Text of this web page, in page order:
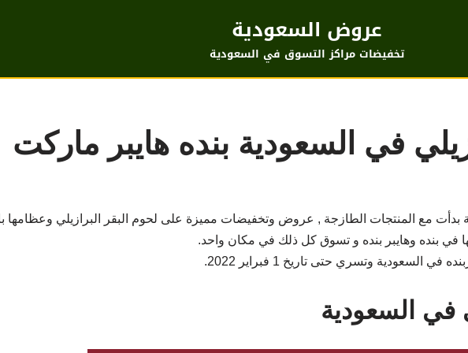
عروض السعودية
تخفيضات مراكز التسوق في السعودية
في السعودية بنده هايبر ماركت
بدأت مع المنتجات الطازجة , عروض وتخفيضات مميزة على لحوم البقر البرازيلي وعظامها
بنده وهايبر بنده و تسوق كل ذلك في مكان واحد.
وتسري حتى تاريخ 1 فبراير 2022.
في السعودية